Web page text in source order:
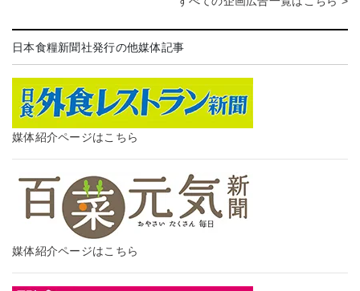
日本食糧新聞社発行の他媒体記事
媒体紹介ページはこちら
媒体紹介ページはこちら